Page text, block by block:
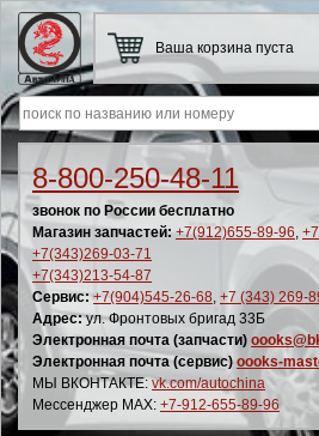
8-800-250-48-11
звонок по России бесплатно
Магазин запчастей: +7(912)655-89-96,
+7(343)269-03-71
+7(343)213-54-87
Сервис: +7(904)545-26-68, +7 (343) 269-
Адрес:ул. Фронтовых бригад 33Б
Электронная почта (запчасти)
Электронная почта (сервис) oooks-
МЫ ВКОНТАКТЕ: vk.com/autochina
Мессенджер MAX: +7-912-655-89-96
Ваша корзина пуста